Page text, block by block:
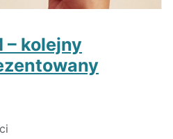
– kolejny